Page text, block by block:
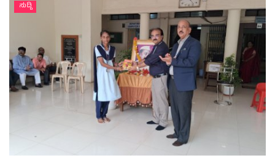
ಸುದ್ದಿ